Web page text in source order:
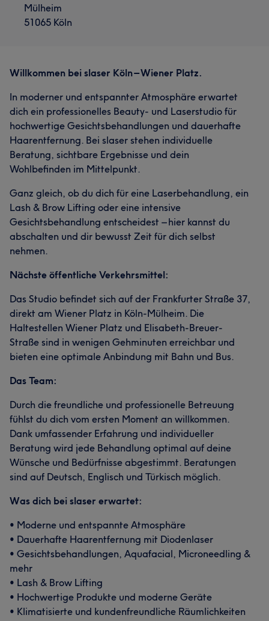
Mülheim
51065 Köln
Willkommen bei slaser Köln – Wiener Platz.
In moderner und entspannter Atmosphäre erwartet
dich ein professionelles Beauty- und Laserstudio für
hochwertige Gesichtsbehandlungen und dauerhafte
Haarentfernung. Bei slaser stehen individuelle
Beratung, sichtbare Ergebnisse und dein
Wohlbefinden im Mittelpunkt.
Ganz gleich, ob du dich für eine Laserbehandlung, ein
Lash & Brow Lifting oder eine intensive
Gesichtsbehandlung entscheidest – hier kannst du
abschalten und dir bewusst Zeit für dich selbst
nehmen.
Nächste öffentliche Verkehrsmittel:
Das Studio befindet sich auf der Frankfurter Straße 37,
direkt am Wiener Platz in Köln-Mülheim. Die
Haltestellen Wiener Platz und Elisabeth-Breuer-
Straße sind in wenigen Gehminuten erreichbar und
bieten eine optimale Anbindung mit Bahn und Bus.
Das Team:
Durch die freundliche und professionelle Betreuung
fühlst du dich vom ersten Moment an willkommen.
Dank umfassender Erfahrung und individueller
Beratung wird jede Behandlung optimal auf deine
Wünsche und Bedürfnisse abgestimmt. Beratungen
sind auf Deutsch, Englisch und Türkisch möglich.
Was dich bei slaser erwartet:
• Moderne und entspannte Atmosphäre
• Dauerhafte Haarentfernung mit Diodenlaser
• Gesichtsbehandlungen, Aquafacial, Microneedling &
mehr
• Lash & Brow Lifting
• Hochwertige Produkte und moderne Geräte
• Klimatisierte und kundenfreundliche Räumlichkeiten